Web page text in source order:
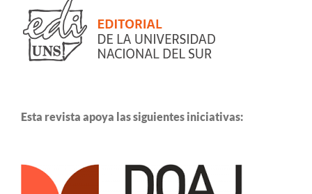
Esta revista apoya las siguientes iniciativas: